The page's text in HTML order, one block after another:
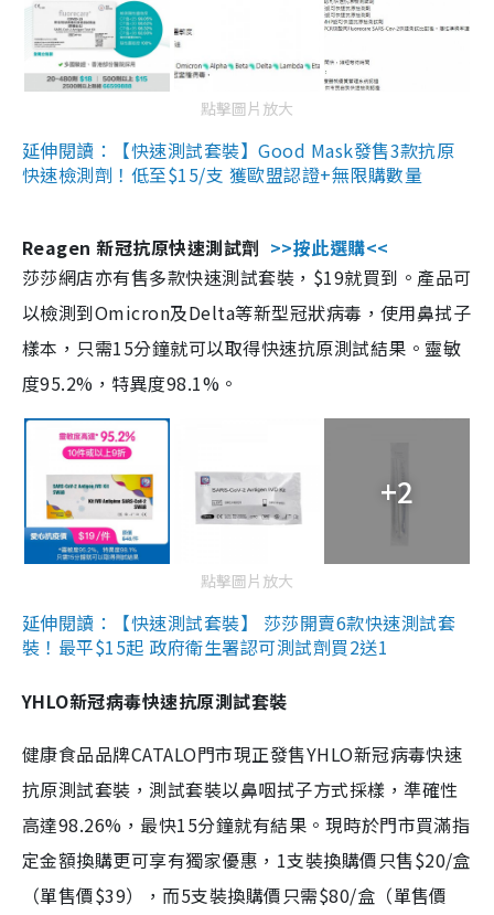
點擊圖片放大
延伸閱讀：【快速測試套裝】Good Mask發售3款抗原
快速檢測劑！低至$15/支 獲歐盟認證+無限購數量
Reagen 新冠抗原快速測試劑 >>按此選購<<
莎莎網店亦有售多款快速測試套裝，$19就買到。產品可
以檢測到Omicron及Delta等新型冠狀病毒，使用鼻拭子
樣本，只需15分鐘就可以取得快速抗原測試結果。靈敏
度95.2%，特異度98.1%。
+2
點擊圖片放大
延伸閱讀：【快速測試套裝】 莎莎開賣6款快速測試套
裝！最平$15起 政府衛生署認可測試劑買2送1
YHLO新冠病毒快速抗原測試套裝
健康食品品牌CATALO門市現正發售YHLO新冠病毒快速
抗原測試套裝，測試套裝以鼻咽拭子方式採樣，準確性
高達98.26%，最快15分鐘就有結果。現時於門市買滿指
定金額換購更可享有獨家優惠，1支裝換購價只售$20/盒
（單售價$39），而5支裝換購價只需$80/盒（單售價